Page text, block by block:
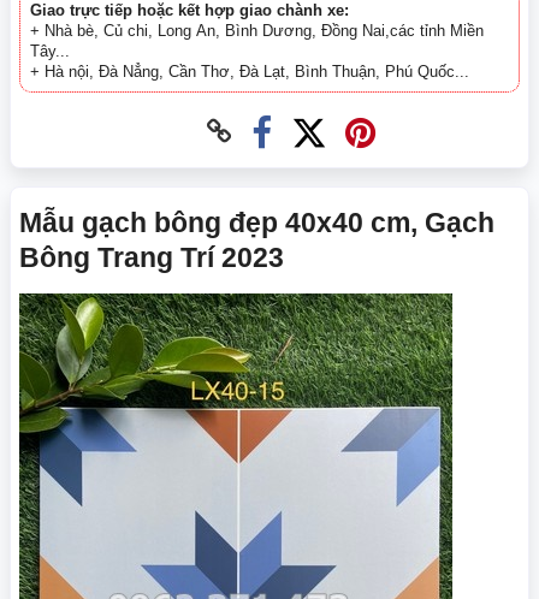
Giao trực tiếp hoặc kết hợp giao chành xe:
+ Nhà bè, Củ chi, Long An, Bình Dương, Đồng Nai,các tỉnh Miền
Tây...
+ Hà nội, Đà Nẳng, Cần Thơ, Đà Lạt, Bình Thuận, Phú Quốc...
Mẫu gạch bông đẹp 40x40 cm, Gạch
Bông Trang Trí 2023